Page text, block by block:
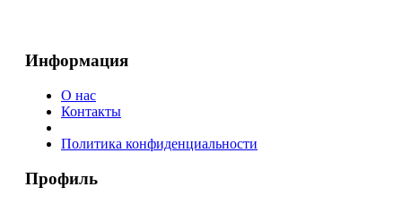
Информация
О нас
Контакты
Политика конфиденциальности
Профиль